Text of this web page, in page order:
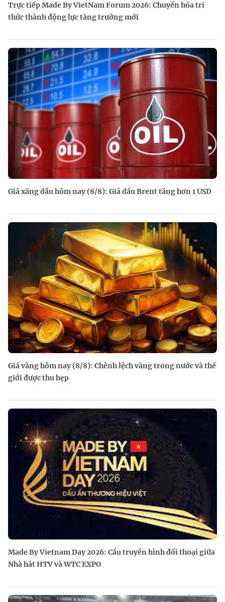
Trực tiếp Made By VietNam Forum 2026: Chuyển hóa tri
thức thành động lực tăng trưởng mới
Giá xăng dầu hôm nay (8/8): Giá dầu Brent tăng hơn 1 USD
Giá vàng hôm nay (8/8): Chênh lệch vàng trong nước và thế
giới được thu hẹp
Made By Vietnam Day 2026: Cầu truyền hình đối thoại giữa
Nhà hát HTV và WTC EXPO